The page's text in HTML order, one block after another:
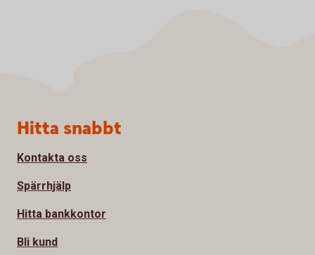
Sidfot
Hitta snabbt
Kontakta oss
Spärrhjälp
Hitta bankkontor
Bli kund